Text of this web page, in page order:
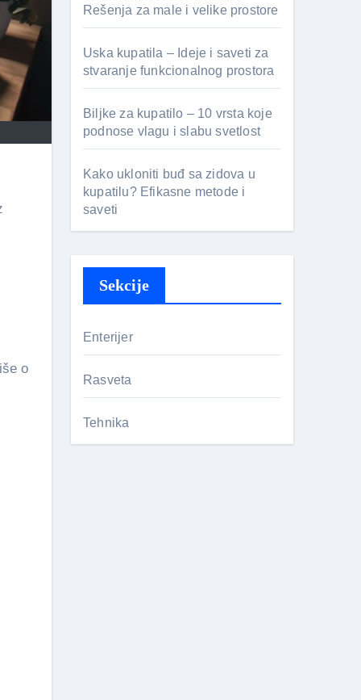
o
Rešenja za male i velike prostore
Uska kupatila – Ideje i saveti za
stvaranje funkcionalnog prostora
Biljke za kupatilo – 10 vrsta koje
podnose vlagu i slabu svetlost
Kako ukloniti buđ sa zidova u
kupatilu? Efikasne metode i
saveti
Sekcije
Enterijer
Rasveta
Tehnika